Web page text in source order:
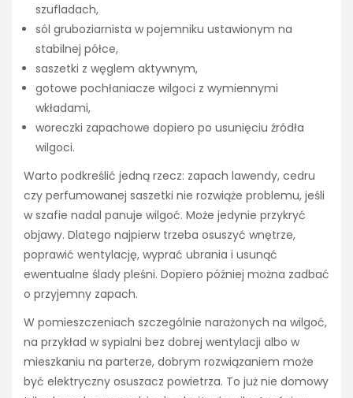
szufladach,
sól gruboziarnista w pojemniku ustawionym na
stabilnej półce,
saszetki z węglem aktywnym,
gotowe pochłaniacze wilgoci z wymiennymi
wkładami,
woreczki zapachowe dopiero po usunięciu źródła
wilgoci.
Warto podkreślić jedną rzecz: zapach lawendy, cedru
czy perfumowanej saszetki nie rozwiąże problemu, jeśli
w szafie nadal panuje wilgoć. Może jedynie przykryć
objawy. Dlatego najpierw trzeba osuszyć wnętrze,
poprawić wentylację, wyprać ubrania i usunąć
ewentualne ślady pleśni. Dopiero później można zadbać
o przyjemny zapach.
W pomieszczeniach szczególnie narażonych na wilgoć,
na przykład w sypialni bez dobrej wentylacji albo w
mieszkaniu na parterze, dobrym rozwiązaniem może
być elektryczny osuszacz powietrza. To już nie domowy